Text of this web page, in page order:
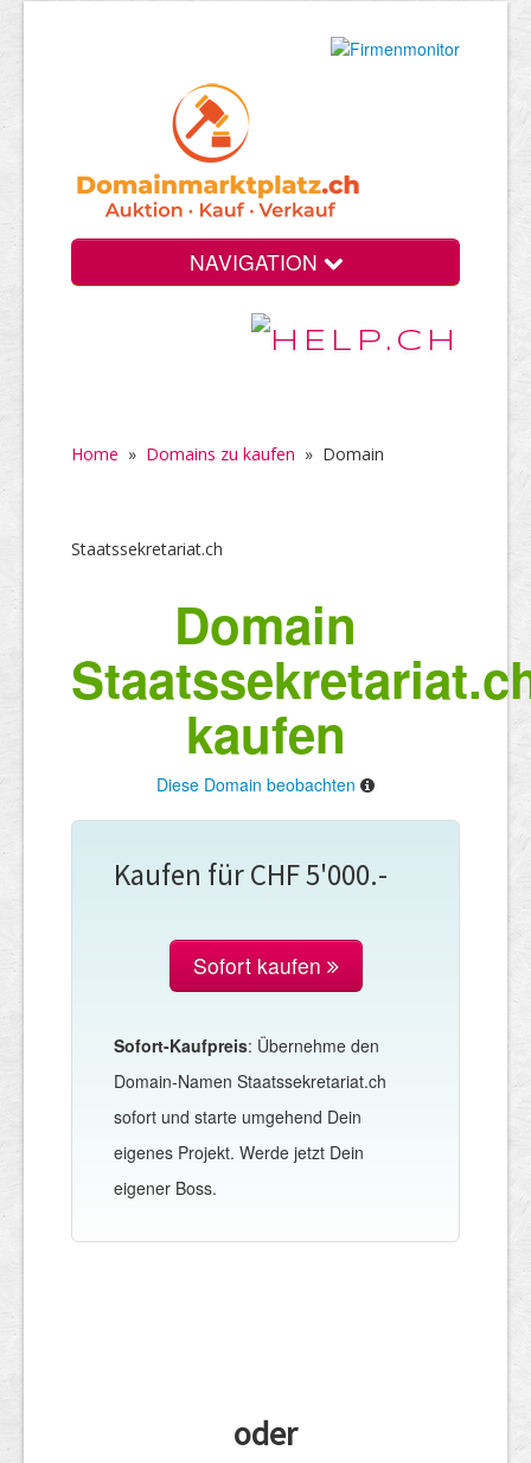
NAVIGATION
Home » Domains zu kaufen » Domain
Staatssekretariat.ch
Domain
kaufen
Diese Domain beobachten
Kaufen für CHF 5'000.-
Sofort kaufen
Sofort-Kaufpreis: Übernehme den
Domain-Namen Staatssekretariat.ch
sofort und starte umgehend Dein
eigenes Projekt. Werde jetzt Dein
eigener Boss.
oder